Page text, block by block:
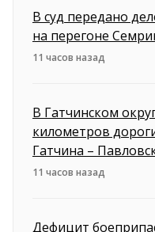
В суд передано
на перегоне
11 часов назад
В Гатчинском
километров
Гатчина –
11 часов назад
Дефицит